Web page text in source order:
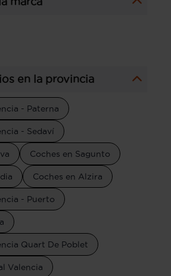
en la provincia
- Paterna
- Sedaví
Coches en Sagunto
Coches en Alzira
- Puerto
Quart De Poblet
Valencia